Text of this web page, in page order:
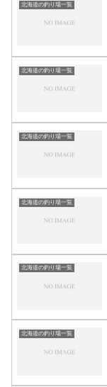
北海道の釣り場一覧
北海道の釣り場一覧
北海道の釣り場一覧
北海道の釣り場一覧
北海道の釣り場一覧
北海道の釣り場一覧